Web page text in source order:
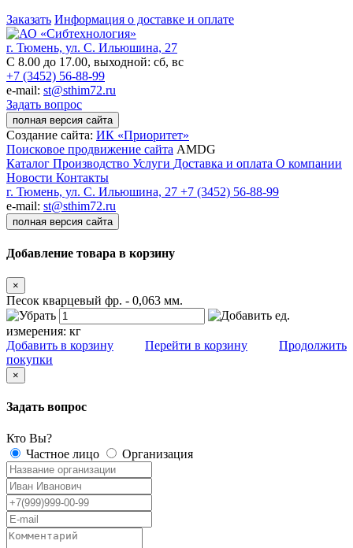
Заказать Информация о доставке и оплате
г. Тюмень, ул. С. Ильюшина, 27
С 8.00 до 17.00, выходной: сб, вс
+7 (3452) 56-88-99
e-mail: st@sthim72.ru
Задать вопрос
полная версия сайта
Создание сайта: ИК «Приоритет»
Поисковое продвижение сайта AMDG
Каталог Производство Услуги Доставка и оплата О компании
Новости Контакты
г. Тюмень, ул. С. Ильюшина, 27 +7 (3452) 56-88-99
e-mail: st@sthim72.ru
полная версия сайта
Добавление товара в корзину
×
Песок кварцевый фр. - 0,063 мм.
ед.
измерения: кг
Добавить в корзину
Перейти в корзину
Продолжить
покупки
×
Задать вопрос
Кто Вы?
Частное лицо
Организация